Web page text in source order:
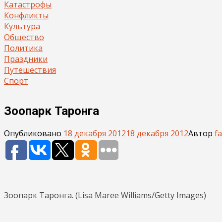
Катастрофы
Конфликты
Культура
Общество
Политика
Праздники
Путешествия
Спорт
Зоопарк Таронга
Опубликовано 18 декабря 201218 декабря 2012Автор
Зоопарк Таронга. (Lisa Maree Williams/Getty Images)